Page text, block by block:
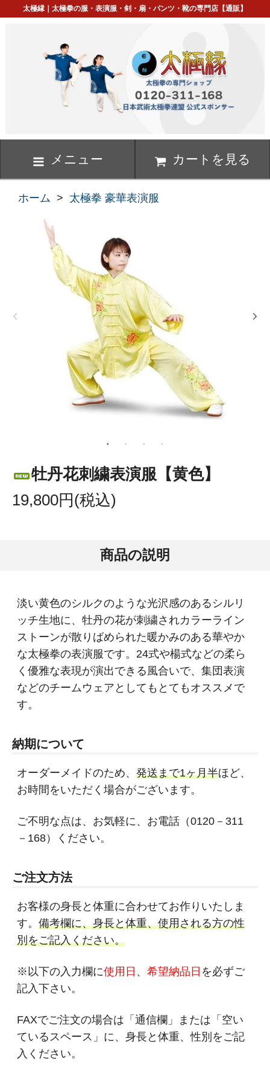
太極縁｜太極拳の服・表演服・剣・扇・パンツ・靴の専門店【通販】
メニュー カートを見る
ホーム > 太極拳 豪華表演服
牡丹花刺繍表演服【黄色】
19,800円(税込)
商品の説明
淡い黄色のシルクのような光沢感のあるシルリ
ッチ生地に、牡丹の花が刺繍されカラーライン
ストーンが散りばめられた暖かみのある華やか
な太極拳の表演服です。24式や楊式などの柔ら
く優雅な表現が演出できる風合いで、集団表演
などのチームウェアとしてもとてもオススメで
す。
納期について
オーダーメイドのため、 発送まで1ヶ月半ほど、
お時間をいただく場合がございます。
ご不明な点は、お気軽に、お電話（0120－311
－168）ください。
ご注文方法
お客様の身長と体重に合わせてお作りいたしま
す。 備考欄に、身長と体重、使用される方の性
別をご記入ください。
※以下の入力欄に使用日 、 希望納品日 を必ずご
記入下さい。
FAXでご注文の場合は「通信欄」または「空い
ているスペース」に、身長と体重、性別をご記
入ください。